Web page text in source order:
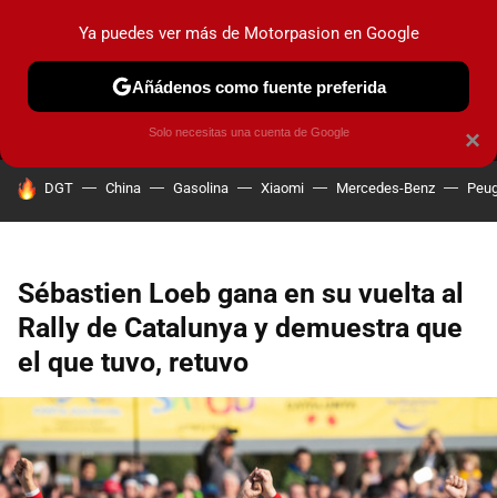
MENÚ NUEVO
COCHES ELÉCTRICOS OBSERVATORIO
HOY SE HABLA DE
DGT China Gasolina Xiaomi Mercedes-Benz
Sébastien Loeb gana en su vuelta al
Rally de Catalunya y demuestra que
el que tuvo, retuvo
×
Ya puedes ver más de Motorpasion en Google
Añádenos como fuente preferida
Solo necesitas una cuenta de Google